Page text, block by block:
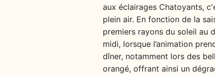
aux éclairages Chatoyants,
plein air. En fonction de la
premiers rayons du soleil au
midi, lorsque l’animation
dîner, notamment lors des
orangé, offrant ainsi un